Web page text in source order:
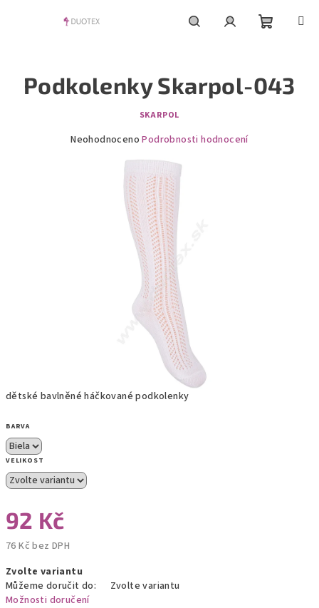
košík
dětské bavlněné háčkované podkolenky
BARVA
VELIKOST
92 Kč
76 Kč bez DPH
cena:
Zvolte variantu
Můžeme doručit do:
Zvolte variantu
Možnosti doručení
Podkolenky Skarpol-043
SKARPOL
Průměrné
Neohodnoceno Podrobnosti hodnocení